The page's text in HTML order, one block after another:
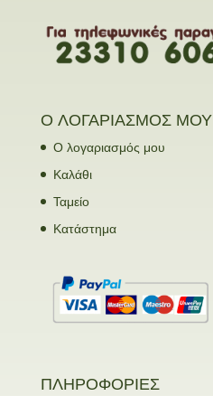
Ο ΛΟΓΑΡΙΑΣΜΟΣ ΜΟΥ
Ο λογαριασμός μου
Καλάθι
Ταμείο
Κατάστημα
ΠΛΗΡΟΦΟΡΙΕΣ